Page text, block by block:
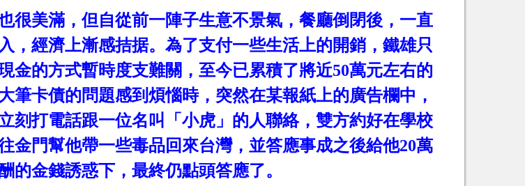
很美滿，但自從前一陣子生意不景氣，餐廳倒閉後，一直
，經濟上漸感拮据。為了支付一些生活上的開銷，鐵雄只
金的方式暫時度支難關，至今已累積了將近50萬元左右的
筆卡債的問題感到煩惱時，突然在某報紙上的廣告欄中，
刻打電話跟一位名叫「小虎」的人聯絡，雙方約好在學校
金門幫他帶一些毒品回來台灣，並答應事成之後給他20萬
的金錢誘惑下，最終仍點頭答應了。